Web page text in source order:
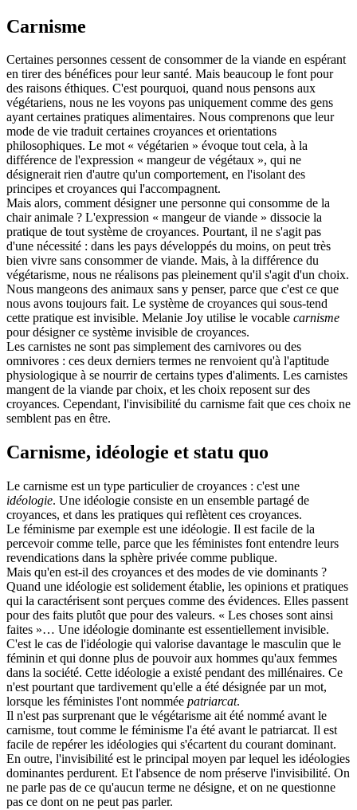
Carnisme
Certaines personnes cessent de consommer de la viande en espérant
en tirer des bénéfices pour leur santé. Mais beaucoup le font pour
des raisons éthiques. C'est pourquoi, quand nous pensons aux
végétariens, nous ne les voyons pas uniquement comme des gens
ayant certaines pratiques alimentaires. Nous comprenons que leur
mode de vie traduit certaines croyances et orientations
philosophiques. Le mot « végétarien » évoque tout cela, à la
différence de l'expression « mangeur de végétaux », qui ne
désignerait rien d'autre qu'un comportement, en l'isolant des
principes et croyances qui l'accompagnent.
Mais alors, comment désigner une personne qui consomme de la
chair animale ? L'expression « mangeur de viande » dissocie la
pratique de tout système de croyances. Pourtant, il ne s'agit pas
d'une nécessité : dans les pays développés du moins, on peut très
bien vivre sans consommer de viande. Mais, à la différence du
végétarisme, nous ne réalisons pas pleinement qu'il s'agit d'un choix.
Nous mangeons des animaux sans y penser, parce que c'est ce que
nous avons toujours fait. Le système de croyances qui sous-tend
cette pratique est invisible. Melanie Joy utilise le vocable carnisme
pour désigner ce système invisible de croyances.
Les carnistes ne sont pas simplement des carnivores ou des
omnivores : ces deux derniers termes ne renvoient qu'à l'aptitude
physiologique à se nourrir de certains types d'aliments. Les carnistes
mangent de la viande par choix, et les choix reposent sur des
croyances. Cependant, l'invisibilité du carnisme fait que ces choix ne
semblent pas en être.
Carnisme, idéologie et statu quo
Le carnisme est un type particulier de croyances : c'est une
idéologie. Une idéologie consiste en un ensemble partagé de
croyances, et dans les pratiques qui reflètent ces croyances.
Le féminisme par exemple est une idéologie. Il est facile de la
percevoir comme telle, parce que les féministes font entendre leurs
revendications dans la sphère privée comme publique.
Mais qu'en est-il des croyances et des modes de vie dominants ?
Quand une idéologie est solidement établie, les opinions et pratiques
qui la caractérisent sont perçues comme des évidences. Elles passent
pour des faits plutôt que pour des valeurs. « Les choses sont ainsi
faites »… Une idéologie dominante est essentiellement invisible.
C'est le cas de l'idéologie qui valorise davantage le masculin que le
féminin et qui donne plus de pouvoir aux hommes qu'aux femmes
dans la société. Cette idéologie a existé pendant des millénaires. Ce
n'est pourtant que tardivement qu'elle a été désignée par un mot,
lorsque les féministes l'ont nommée patriarcat.
Il n'est pas surprenant que le végétarisme ait été nommé avant le
carnisme, tout comme le féminisme l'a été avant le patriarcat. Il est
facile de repérer les idéologies qui s'écartent du courant dominant.
En outre, l'invisibilité est le principal moyen par lequel les idéologies
dominantes perdurent. Et l'absence de nom préserve l'invisibilité. On
ne parle pas de ce qu'aucun terme ne désigne, et on ne questionne
pas ce dont on ne peut pas parler.